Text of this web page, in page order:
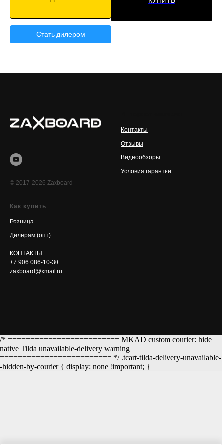
Стать дилером
© 2017-2026 Zaxboard
Контакты
Отзывы
Видеообзоры
Условия гарантии
Как купить
Розница
Дилерам (опт)
КОНТАКТЫ
+7 906 086-10-30
zaxboard@xmail.ru
/* ========================= MKAD custom courier: hide
native Tilda unavailable-delivery warning
========================= */ .tcart-tilda-delivery-unavailable-
-hidden-by-courier { display: none !important; }